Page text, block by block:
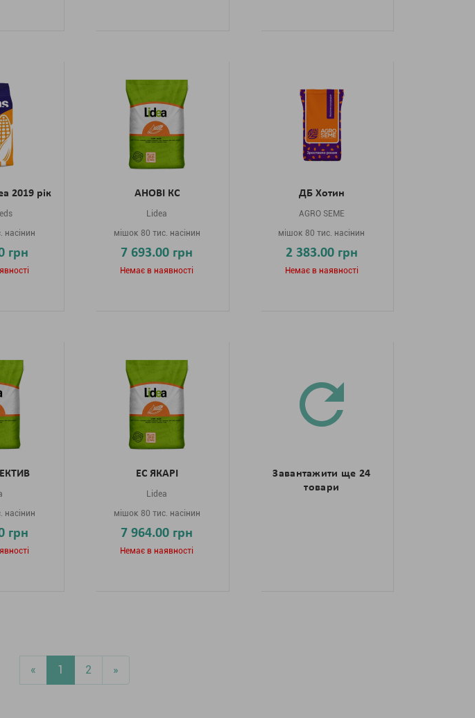
2019 рік
насінин
грн
АНОВІ КС
Lidea
мішок 80 тис. насінин
7 693.00 грн
Немає в наявності
ДБ Хотин
AGRO SEME
мішок 80 тис. насінин
2 383.00 грн
Немає в наявності
насінин
грн
ЕС ЯКАРІ
Lidea
мішок 80 тис. насінин
7 964.00 грн
Немає в наявності
Завантажити ще 24
товари
« 1 2 »